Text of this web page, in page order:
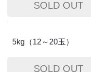
5kg（12～20玉）